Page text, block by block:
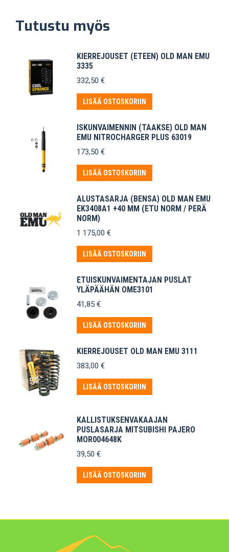
Tutustu myös
KIERREJOUSET (ETEEN) OLD MAN EMU
3335
332,50 €
LISÄÄ OSTOSKORIIN
ISKUNVAIMENNIN (TAAKSE) OLD MAN
EMU NITROCHARGER PLUS 63019
173,50 €
LISÄÄ OSTOSKORIIN
ALUSTASARJA (BENSA) OLD MAN EMU
EK3408A1 +40 MM (ETU NORM / PERÄ
NORM)
1 175,00 €
LISÄÄ OSTOSKORIIN
ETUISKUNVAIMENTAJAN PUSLAT
YLÄPÄÄHÄN OME3101
41,85 €
LISÄÄ OSTOSKORIIN
KIERREJOUSET OLD MAN EMU 3111
383,00 €
LISÄÄ OSTOSKORIIN
KALLISTUKSENVAKAAJAN
PUSLASARJA MITSUBISHI PAJERO
MOR004648K
39,50 €
LISÄÄ OSTOSKORIIN